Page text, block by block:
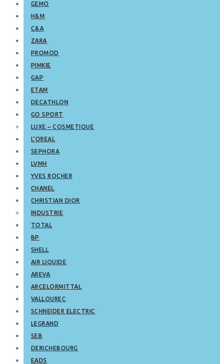
GEMO
H&M
C&A
ZARA
PROMOD
PIMKIE
GAP
ETAM
DECATHLON
GO SPORT
LUXE – COSMETIQUE
L’OREAL
SEPHORA
LVMH
YVES ROCHER
CHANEL
CHRISTIAN DIOR
INDUSTRIE
TOTAL
BP
SHELL
AIR LIQUIDE
AREVA
ARCELORMITTAL
VALLOUREC
SCHNEIDER ELECTRIC
LEGRAND
SEB
DERICHEBOURG
EADS